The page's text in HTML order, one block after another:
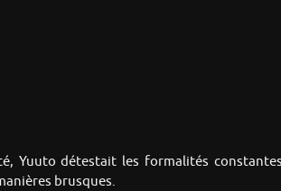
Yuuto détestait les formalités
brusques.